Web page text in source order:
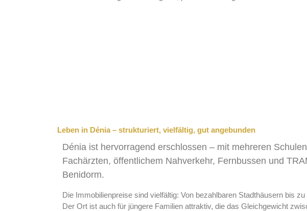
Leben in Dénia – strukturiert, vielfältig, gut angebunden
Dénia ist hervorragend erschlossen – mit mehreren
Fachärzten, öffentlichem Nahverkehr, Fernbussen und
Benidorm.
Die Immobilienpreise sind vielfältig: Von bezahlbaren Stadthäusern bis
Der Ort ist auch für jüngere Familien attraktiv, die das Gleichgewicht